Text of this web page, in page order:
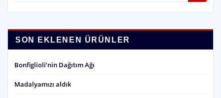
SON EKLENEN ÜRÜNLER
Bonfiglioli’nin Dağıtım Ağı
Madalyamızı aldık